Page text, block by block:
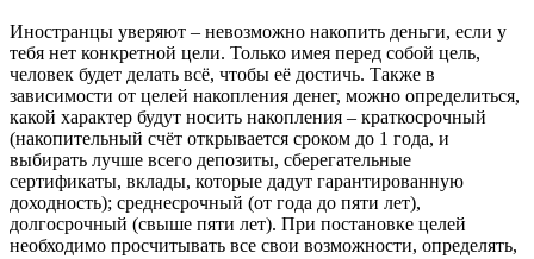
Иностранцы уверяют – невозможно накопить деньги, если у
тебя нет конкретной цели. Только имея перед собой цель,
человек будет делать всё, чтобы её достичь. Также в
зависимости от целей накопления денег, можно определиться,
какой характер будут носить накопления – краткосрочный
(накопительный счёт открывается сроком до 1 года, и
выбирать лучше всего депозиты, сберегательные
сертификаты, вклады, которые дадут гарантированную
доходность); среднесрочный (от года до пяти лет),
долгосрочный (свыше пяти лет). При постановке целей
необходимо просчитывать все свои возможности, определять,